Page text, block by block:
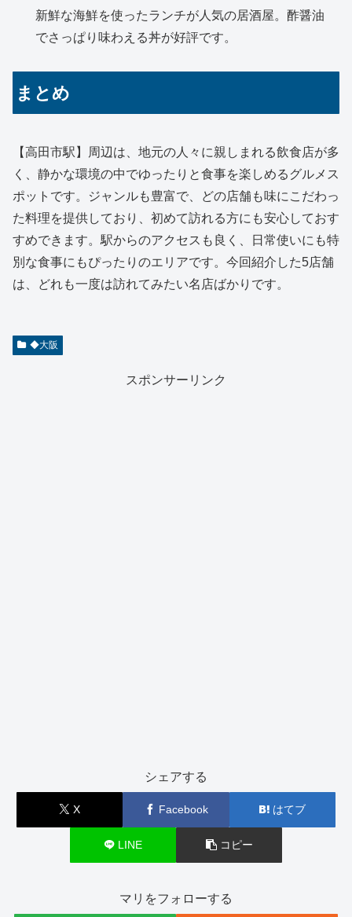
新鮮な海鮮を使ったランチが人気の居酒屋。酢醤油
でさっぱり味わえる丼が好評です。
まとめ
【高田市駅】周辺は、地元の人々に親しまれる飲食店が多
く、静かな環境の中でゆったりと食事を楽しめるグルメス
ポットです。ジャンルも豊富で、どの店舗も味にこだわっ
た料理を提供しており、初めて訪れる方にも安心しておす
すめできます。駅からのアクセスも良く、日常使いにも特
別な食事にもぴったりのエリアです。今回紹介した5店舗
は、どれも一度は訪れてみたい名店ばかりです。
◆大阪
スポンサーリンク
シェアする
X Facebook はてブ
LINE コピー
マリをフォローする